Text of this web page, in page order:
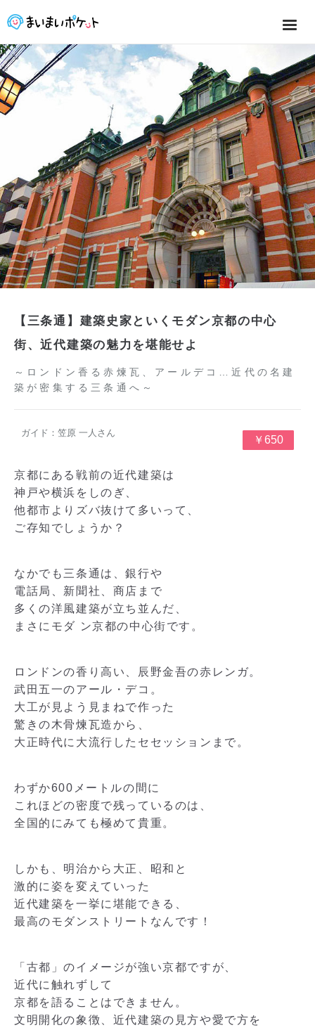
【三条通】建築史家といくモダン京都の中心
街、近代建築の魅力を堪能せよ
～ロンドン香る赤煉瓦、アールデコ…近代の名建
築が密集する三条通へ～
ガイド：笠原 一人さん
￥650
京都にある戦前の近代建築は
神戸や横浜をしのぎ、
他都市よりズバ抜けて多いって、
ご存知でしょうか？
なかでも三条通は、銀行や
電話局、新聞社、商店まで
多くの洋風建築が立ち並んだ、
まさにモダ ン京都の中心街です。
ロンドンの香り高い、辰野金吾の赤レンガ。
武田五一のアール・デコ。
大工が見よう見まねで作った
驚きの木骨煉瓦造から、
大正時代に大流行したセセッションまで。
わずか600メートルの間に
これほどの密度で残っているのは、
全国的にみても極めて貴重。
しかも、明治から大正、昭和と
激的に姿を変えていった
近代建築を一挙に堪能できる、
最高のモダンストリートなんです！
「古都」のイメージが強い京都ですが、
近代に触れずして
京都を語ることはできません。
文明開化の象徴、近代建築の見方や愛で方を